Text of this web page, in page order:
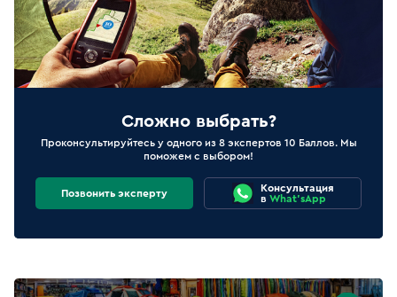
Сложно выбрать?
Проконсультируйтесь у одного из 8 экспертов 10 Баллов. Мы
поможем с выбором!
Позвонить эксперту
Консультация
в What'sApp